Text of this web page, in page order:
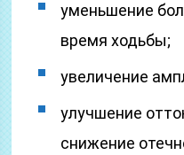
уменьшение
время ходьбы;
увеличение
улучшение
снижение